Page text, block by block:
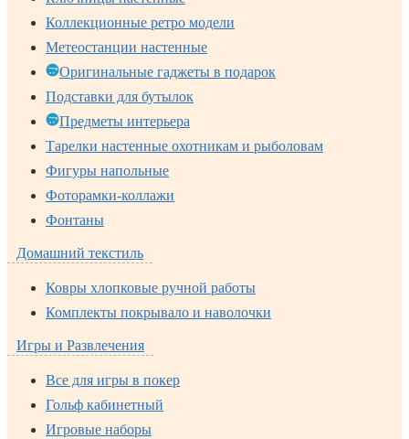
Коллекционные ретро модели
Метеостанции настенные
Оригинальные гаджеты в подарок
Подставки для бутылок
Предметы интерьера
Тарелки настенные охотникам и рыболовам
Фигуры напольные
Фоторамки-коллажи
Фонтаны
Домашний текстиль
Ковры хлопковые ручной работы
Комплекты покрывало и наволочки
Игры и Развлечения
Все для игры в покер
Гольф кабинетный
Игровые наборы